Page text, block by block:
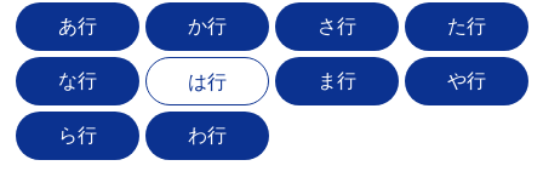
あ行 か行 さ行 た行
な行 は行 ま行 や行
ら行 わ行